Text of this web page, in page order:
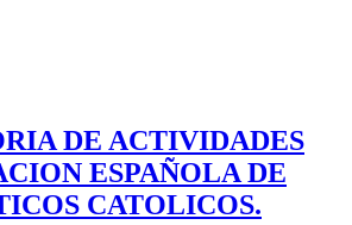
DE ACTIVIDADES
ESPAÑOLA DE
CATOLICOS.